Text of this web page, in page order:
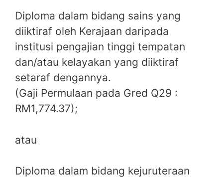
Diploma dalam bidang sains yang
diiktiraf oleh Kerajaan daripada
institusi pengajian tinggi tempatan
dan/atau kelayakan yang diiktiraf
setaraf dengannya.
(Gaji Permulaan pada Gred Q29 :
RM1,774.37);
atau
Diploma dalam bidang kejuruteraan